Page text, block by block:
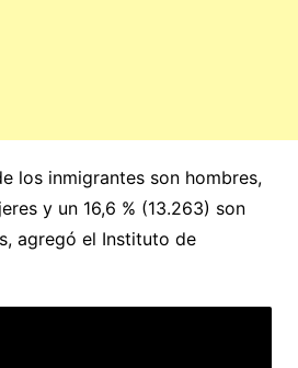
los inmigrantes son hombres,
y un 16,6 % (13.263) son
agregó el Instituto de